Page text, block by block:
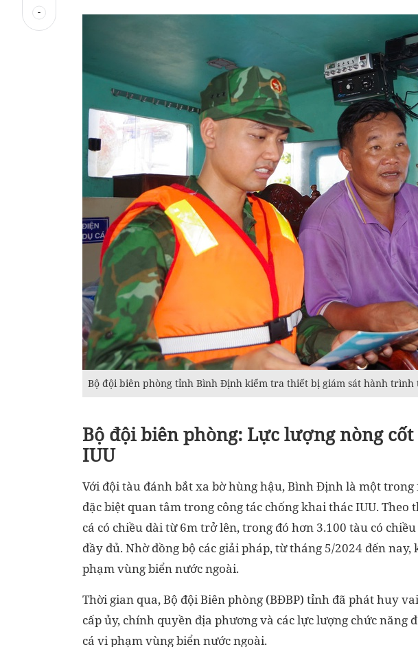
Bộ đội biên phòng tỉnh Bình Định kiểm tra thiết bị giám sát hành trình
Bộ đội biên phòng: Lực lượng nòng
IUU
Với đội tàu đánh bắt xa bờ hùng hậu, Bình Định là một
đặc biệt quan tâm trong công tác chống khai thác IUU. Theo
cá có chiều dài từ 6m trở lên, trong đó hơn 3.100 tàu có
đầy đủ. Nhờ đồng bộ các giải pháp, từ tháng 5/2024 đến
phạm vùng biển nước ngoài.
Thời gian qua, Bộ đội Biên phòng (BĐBP) tỉnh đã phát huy
cấp ủy, chính quyền địa phương và các lực lượng chức năng
cá vi phạm vùng biển nước ngoài.